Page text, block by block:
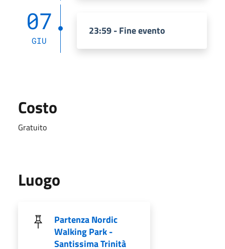
07
GIU
23:59 - Fine evento
Costo
Gratuito
Luogo
Partenza Nordic
Walking Park -
Santissima Trinità